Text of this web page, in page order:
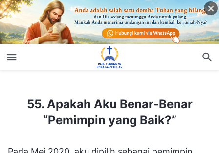
55. Apakah Aku Benar-Benar “Pemimpin yang Baik?”
55. Apakah Aku Benar-Benar
“Pemimpin yang Baik?”